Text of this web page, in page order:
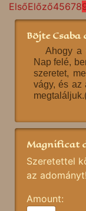
ElsőElőző45678
Böjte
Ahogy a
Nap felé,
szeretet,
vágy, és az
Magnificat
Szeretettel
az
Amount: